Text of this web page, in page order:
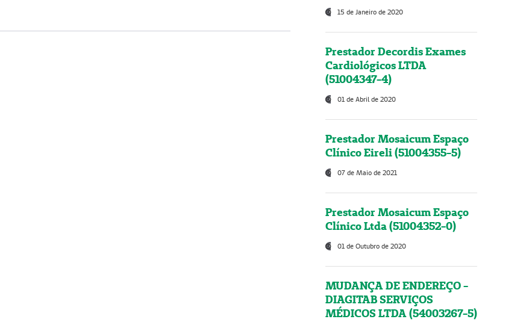
15 de Janeiro de 2020
Prestador Decordis Exames
Cardiológicos LTDA
(51004347-4)
01 de Abril de 2020
Prestador Mosaicum Espaço
Clínico Eireli (51004355-5)
07 de Maio de 2021
Prestador Mosaicum Espaço
Clínico Ltda (51004352-0)
01 de Outubro de 2020
MUDANÇA DE ENDEREÇO -
DIAGITAB SERVIÇOS
MÉDICOS LTDA (54003267-5)